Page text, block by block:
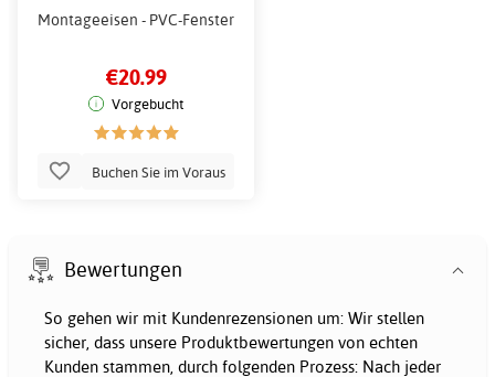
Montageeisen - PVC-Fenster
€20.99
Vorgebucht
Buchen Sie im Voraus
Bewertungen
So gehen wir mit Kundenrezensionen um: Wir stellen
sicher, dass unsere Produktbewertungen von echten
Kunden stammen, durch folgenden Prozess: Nach jeder